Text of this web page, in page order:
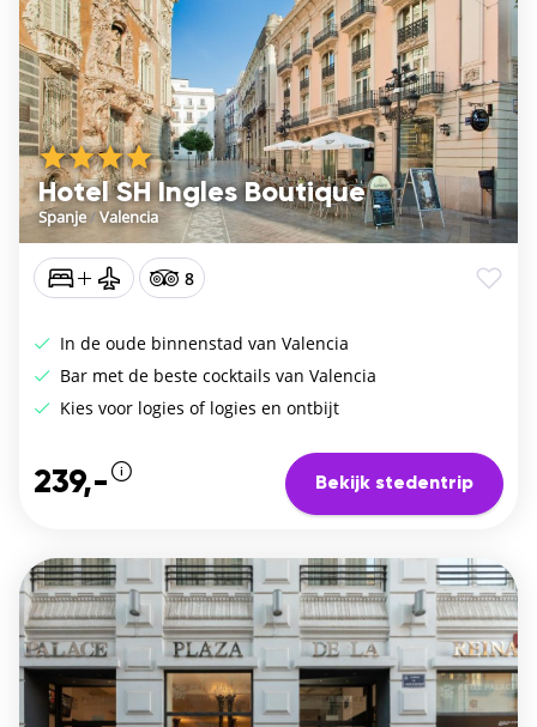
Hotel SH Ingles Boutique
Spanje/Valencia
8
In de oude binnenstad van Valencia
Bar met de beste cocktails van Valencia
Kies voor logies of logies en ontbijt
239,- Bekijk stedentrip